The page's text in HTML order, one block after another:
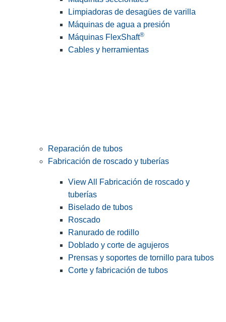
Limpiadoras de desagües de varilla
Máquinas de agua a presión
Máquinas FlexShaft®
Cables y herramientas
Reparación de tubos
Fabricación de roscado y tuberías
View All Fabricación de roscado y
tuberías
Biselado de tubos
Roscado
Ranurado de rodillo
Doblado y corte de agujeros
Prensas y soportes de tornillo para tubos
Corte y fabricación de tubos